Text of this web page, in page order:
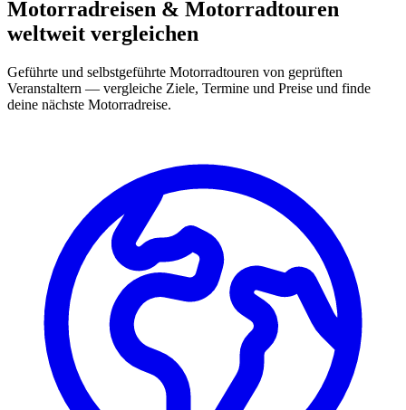
Motorradreisen & Motorradtouren
weltweit vergleichen
Geführte und selbstgeführte Motorradtouren von geprüften
Veranstaltern — vergleiche Ziele, Termine und Preise und finde
deine nächste Motorradreise.